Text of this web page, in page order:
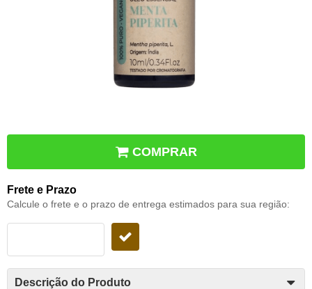
COMPRAR
Frete e Prazo
Calcule o frete e o prazo de entrega estimados para sua região:
Descrição do Produto